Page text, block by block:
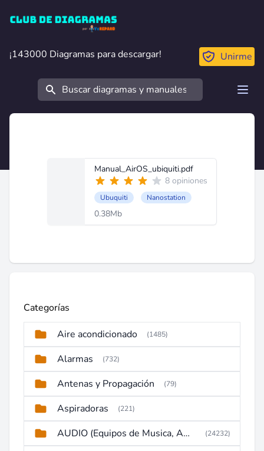
Club de Diagramas
¡143000 Diagramas para descargar!
¡143000 Diagramas para descargar! Unirme
Buscar
Manual_AirOS_ubiquiti.pdf
8 opiniones
Ubuquiti Nanostation
0.38Mb
Categorías
Aire acondicionado (1485)
Alarmas (732)
Antenas y Propagación (79)
Aspiradoras (221)
AUDIO (Equipos de Musica, Amplificadores, Reproductores, Etc) (24232)